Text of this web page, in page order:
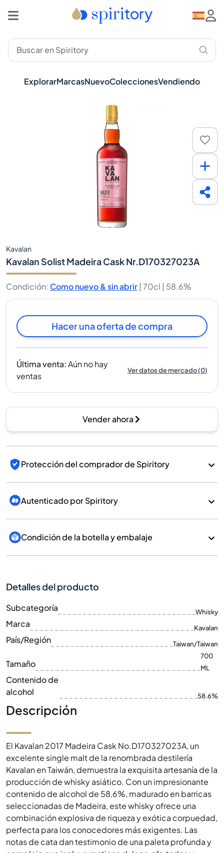
ExplorarMarcasNuevoColeccionesVendiendo
Kavalan
Kavalan Solist Madeira Cask Nr.D170327023A
Condición: Como nuevo & sin abrir | 70cl | 58.6%
Hacer una oferta de compra
Última venta:Aún no hay
ventas
Ver datos de mercado(0)
Vender ahora
Protección del comprador de Spiritory
Autenticado por Spiritory
Condición de la botella y embalaje
Detalles del producto
Subcategoría Whisky
Marca Kavalan
País/Región Taiwan/Taiwan
Tamaño
700
ML
Contenido de
alcohol
58.6%
Descripción
El Kavalan 2017 Madeira Cask No.D170327023A, un
excelente single malt de la renombrada destilería
Kavalan en Taiwán, demuestra la exquisita artesanía de la
producción de whisky asiático. Con un impresionante
contenido de alcohol de 58,6%, madurado en barricas
seleccionadas de Madeira, este whisky ofrece una
combinación explosiva de riqueza y exótica corpuedad,
perfecta para los conocedores más exigentes. Las
notas de cata dan testimonio de una paleta profunda y